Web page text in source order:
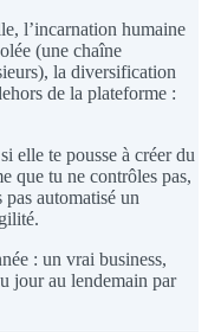
l’incarnation humaine
(une chaîne
la diversification
de la plateforme :
elle te pousse à créer du
que tu ne contrôles pas,
automatisé un
: un vrai business,
jour au lendemain par